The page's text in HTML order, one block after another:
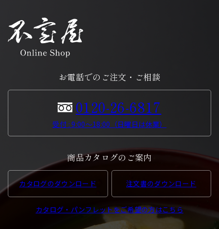
お電話でのご注文・ご相談
0120-26-6817
受付 : 9:00〜18:00（日曜日は休業）
商品カタログのご案内
カタログのダウンロード 注文書のダウンロード
カタログ・パンフレットをご希望の方はこちら